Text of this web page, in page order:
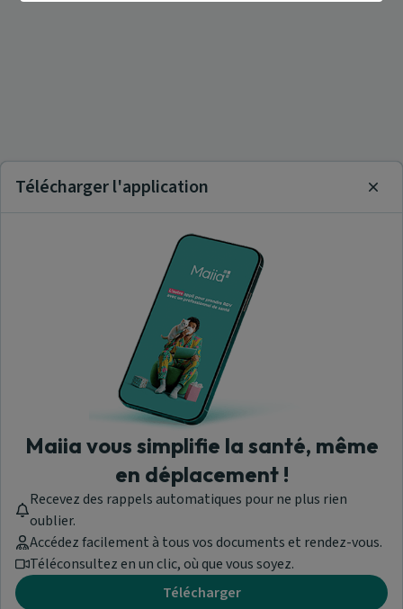
Télécharger l'application
Maiia vous simplifie la santé, même
en déplacement !
Recevez des rappels automatiques pour ne plus rien
oublier.
Accédez facilement à tous vos documents et rendez-vous.
Téléconsultez en un clic, où que vous soyez.
Télécharger